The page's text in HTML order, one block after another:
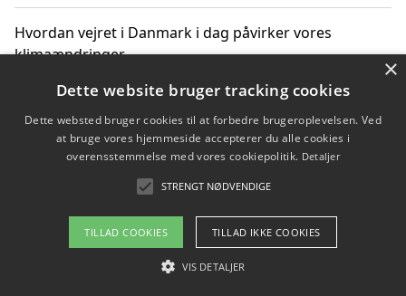
Hvordan vejret i Danmark i dag påvirker vores
klimaændringer
Hvordan klimaændringer påvirker danske unges
gaveønsker
Om / kontakt
Blog Betingelser
×
Dette website bruger tracking cookies
Dette websted bruger cookies til at forbedre brugeroplevelsen. Ved
at bruge vores hjemmeside accepterer du alle cookies i
overensstemmelse med vores cookiepolitik. Detaljer
STRENGT NØDVENDIGE
TILLAD COOKIES TILLAD IKKE COOKIES
VIS DETALJER